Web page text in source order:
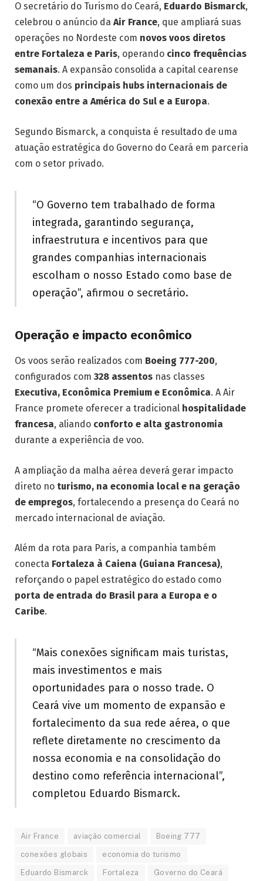
O secretário do Turismo do Ceará, Eduardo Bismarck,
celebrou o anúncio da Air France, que ampliará suas
operações no Nordeste com novos voos diretos
entre Fortaleza e Paris, operando cinco frequências
semanais. A expansão consolida a capital cearense
como um dos principais hubs internacionais de
conexão entre a América do Sul e a Europa.
Segundo Bismarck, a conquista é resultado de uma
atuação estratégica do Governo do Ceará em parceria
com o setor privado.
“O Governo tem trabalhado de forma
integrada, garantindo segurança,
infraestrutura e incentivos para que
grandes companhias internacionais
escolham o nosso Estado como base de
operação”, afirmou o secretário.
Operação e impacto econômico
Os voos serão realizados com Boeing 777-200,
configurados com 328 assentos nas classes
Executiva, Econômica Premium e Econômica. A Air
France promete oferecer a tradicional hospitalidade
francesa, aliando conforto e alta gastronomia
durante a experiência de voo.
A ampliação da malha aérea deverá gerar impacto
direto no turismo, na economia local e na geração
de empregos, fortalecendo a presença do Ceará no
mercado internacional de aviação.
Além da rota para Paris, a companhia também
conecta Fortaleza à Caiena (Guiana Francesa),
reforçando o papel estratégico do estado como
porta de entrada do Brasil para a Europa e o
Caribe.
“Mais conexões significam mais turistas,
mais investimentos e mais
oportunidades para o nosso trade. O
Ceará vive um momento de expansão e
fortalecimento da sua rede aérea, o que
reflete diretamente no crescimento da
nossa economia e na consolidação do
destino como referência internacional”,
completou Eduardo Bismarck.
Air France aviação comercial Boeing 777
conexões globais economia do turismo
Eduardo Bismarck Fortaleza Governo do Ceará